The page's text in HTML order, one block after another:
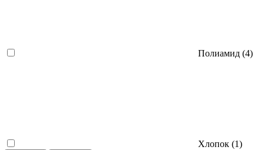
Полиамид (4)
Хлопок (1)